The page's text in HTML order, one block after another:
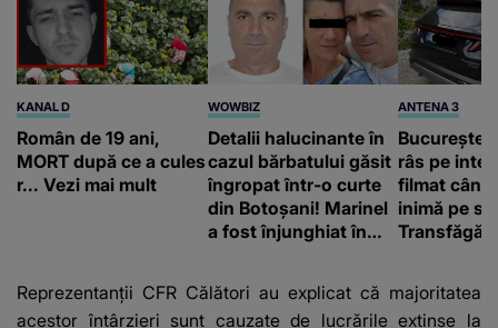
KANAL D
Român de 19 ani,
MORT după ce a cules
r... Vezi mai mult
WOWBIZ
Detalii halucinante în
cazul bărbatului găsit
îngropat într-o curte
din Botoșani! Marinel
a fost înjunghiat în
suspecți
ANTENA 3
râs pe
filmat când
inimă pe
Reprezentanții CFR Călători au explicat că majoritatea
acestor întârzieri sunt cauzate de lucrările extinse la